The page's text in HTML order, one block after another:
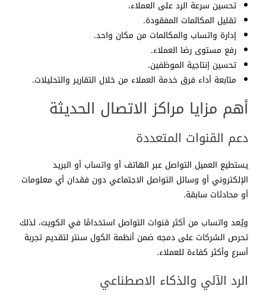
تحسين سرعة الرد على العملاء.
تقليل المكالمات المفقودة.
إدارة واتساب والمكالمات من مكان واحد.
رفع مستوى رضا العملاء.
تحسين إنتاجية الموظفين.
متابعة أداء فرق خدمة العملاء من خلال التقارير والتحليلات.
أهم مزايا مراكز الاتصال الحديثة
دعم القنوات المتعددة
يستطيع العميل التواصل عبر الهاتف أو واتساب أو البريد
الإلكتروني أو وسائل التواصل الاجتماعي دون فقدان أي معلومات
أو محادثات سابقة.
ويُعد واتساب من أكثر قنوات التواصل استخدامًا في الكويت، لذلك
تحرص الشركات على دمجه ضمن أنظمة الكول سنتر لتقديم تجربة
أسرع وأكثر كفاءة للعملاء.
الرد الآلي والذكاء الاصطناعي